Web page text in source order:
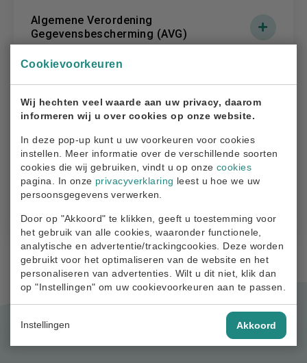
Cookievoorkeuren
Wij hechten veel waarde aan uw privacy, daarom
informeren wij u over cookies op onze website.
In deze pop-up kunt u uw voorkeuren voor cookies
instellen. Meer informatie over de verschillende soorten
cookies die wij gebruiken, vindt u op onze cookies
pagina. In onze privacyverklaring leest u hoe we uw
persoonsgegevens verwerken.
Door op "Akkoord" te klikken, geeft u toestemming voor
het gebruik van alle cookies, waaronder functionele,
analytische en advertentie/trackingcookies. Deze worden
gebruikt voor het optimaliseren van de website en het
personaliseren van advertenties. Wilt u dit niet, klik dan
op "Instellingen" om uw cookievoorkeuren aan te passen.
Instellingen Akkoord
interne beheersingssysteem;
procedures en criteria voor aansluiting bij het
fonds;
aanspraken van deelnemers;
risico’s;
financiële opzet;
financiële sturingsmiddelen.
Algemene Verordening
Gegevensbescherming (AVG)
ALM (Asset Liability Management)
Arbeidsongeschiktheidspensioen